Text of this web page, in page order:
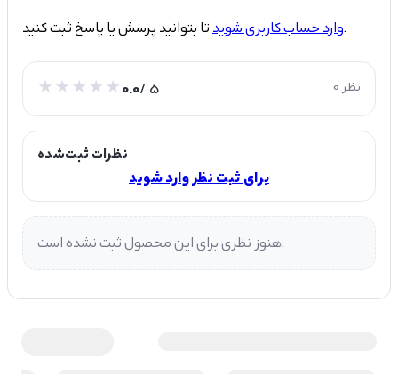
وارد حساب کاربری شویدتا بتوانید پرسش یا پاسخ ثبت کنید.
0.0/ 5 0 نظر
نظرات ثبت‌شده
برای ثبت نظر وارد شوید
هنوز نظری برای این محصول ثبت نشده است.